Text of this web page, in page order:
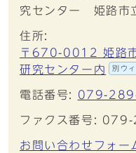
究センター 姫路市
住所:
〒670-0012 姫路
研究センター内
別ウ
電話番号: 079-
ファクス番号:
お問い合わせフォー